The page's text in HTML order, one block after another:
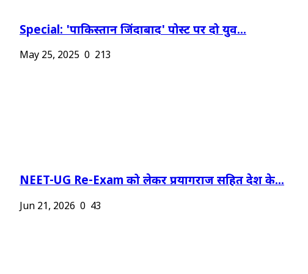
Special: 'पाकिस्तान जिंदाबाद' पोस्ट पर दो युव...
May 25, 2025 0 213
NEET-UG Re-Exam को लेकर प्रयागराज सहित देश के...
Jun 21, 2026 0 43